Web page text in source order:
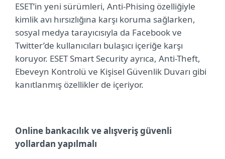
ESET’in yeni sürümleri, Anti-Phising özelliğiyle
kimlik avı hırsızlığına karşı koruma sağlarken,
sosyal medya tarayıcısıyla da Facebook ve
Twitter’de kullanıcıları bulaşıcı içeriğe karşı
koruyor. ESET Smart Security ayrıca, Anti-Theft,
Ebeveyn Kontrolü ve Kişisel Güvenlik Duvarı gibi
kanıtlanmış özellikler de içeriyor.
Online bankacılık ve alışveriş güvenli
yollardan yapılmalı